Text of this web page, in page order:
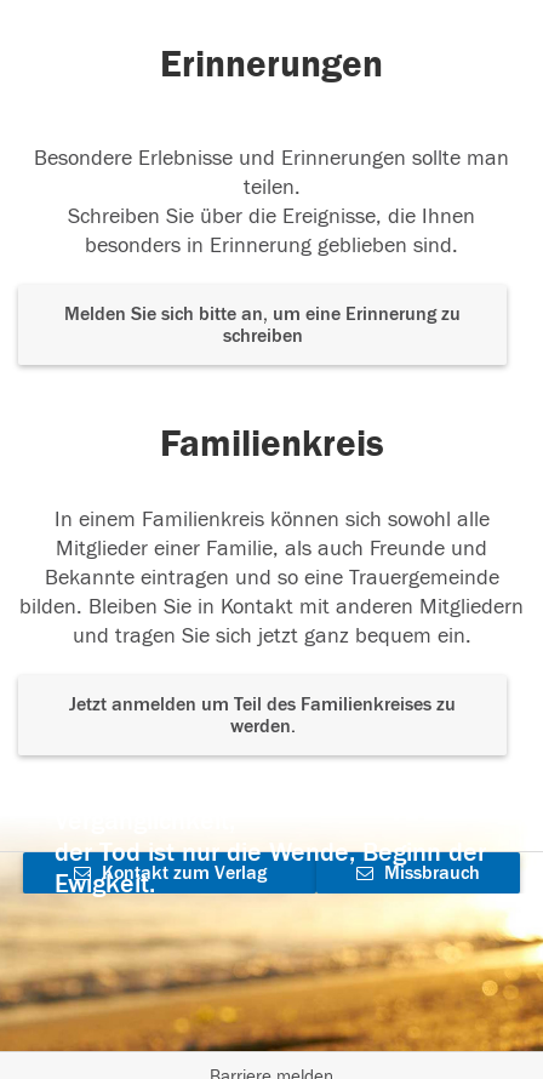
Erinnerungen
Besondere Erlebnisse und Erinnerungen sollte man
teilen.
Schreiben Sie über die Ereignisse, die Ihnen
besonders in Erinnerung geblieben sind.
Melden Sie sich bitte an, um eine Erinnerung zu
schreiben
Familienkreis
In einem Familienkreis können sich sowohl alle
Mitglieder einer Familie, als auch Freunde und
Bekannte eintragen und so eine Trauergemeinde
bilden. Bleiben Sie in Kontakt mit anderen Mitgliedern
und tragen Sie sich jetzt ganz bequem ein.
Jetzt anmelden um Teil des Familienkreises zu
werden.
der Tod ist nur die Wende, Beginn der
Ewigkeit.
Kontakt zum Verlag
aufnehmen
Missbrauch